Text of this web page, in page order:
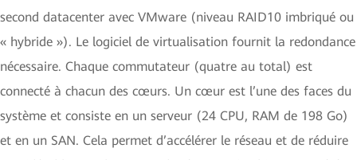
second datacenter avec VMware (niveau RAID10 imbriqué ou
« hybride »). Le logiciel de virtualisation fournit la redondance
nécessaire. Chaque commutateur (quatre au total) est
connecté à chacun des cœurs. Un cœur est l’une des faces du
système et consiste en un serveur (24 CPU, RAM de 198 Go)
et en un SAN. Cela permet d’accélérer le réseau et de réduire